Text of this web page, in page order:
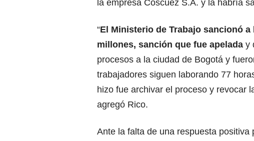
la empresa Coscuez S.A. y la habría
“El Ministerio de Trabajo sancionó a
millones, sanción que fue apelada y
procesos a la ciudad de Bogotá y
trabajadores siguen laborando 77
hizo fue archivar el proceso y revocar
agregó Rico.
Ante la falta de una respuesta positiva